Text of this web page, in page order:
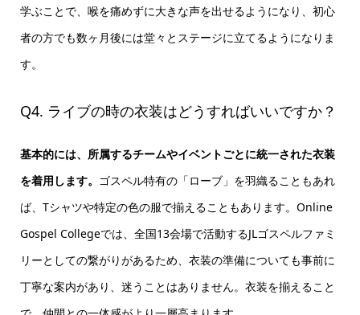
学ぶことで、喉を痛めずに大きな声を出せるようになり、初心
者の方でも数ヶ月後には堂々とステージに立てるようになりま
す。
Q4. ライブの時の衣装はどうすればいいですか？
基本的には、所属するチームやイベントごとに統一された衣装
を着用します。 ゴスペル特有の「ローブ」を羽織ることもあれ
ば、Tシャツや特定の色の服で揃えることもあります。Online
Gospel Collegeでは、全国13会場で活動するJLゴスペルファミ
リーとしての繋がりがあるため、衣装の準備についても事前に
丁寧な案内があり、迷うことはありません。衣装を揃えること